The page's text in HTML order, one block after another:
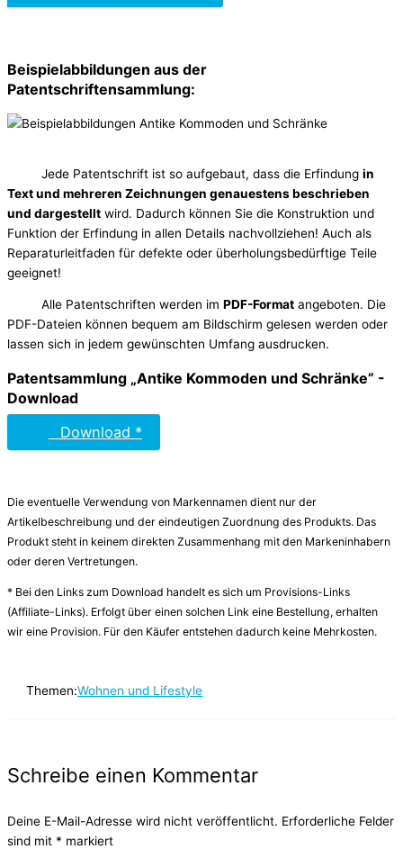
Beispielabbildungen aus der
Patentschriftensammlung:
Jede Patentschrift ist so aufgebaut, dass die Erfindungin
Text und mehreren Zeichnungen genauestens beschrieben
und dargestellt wird. Dadurch können Sie die Konstruktion und
Funktion der Erfindung in allen Details nachvollziehen! Auch als
Reparaturleitfaden für defekte oder überholungsbedürftige Teile
geeignet!
Alle Patentschriften werden imPDF-Format angeboten. Die
PDF-Dateien können bequem am Bildschirm gelesen werden oder
lassen sich in jedem gewünschten Umfang ausdrucken.
Patentsammlung „Antike Kommoden und Schränke” -
Download
Download *
Die eventuelle Verwendung von Markennamen dient nur der
Artikelbeschreibung und der eindeutigen Zuordnung des Produkts. Das
Produkt steht in keinem direkten Zusammenhang mit den Markeninhabern
oder deren Vertretungen.
* Bei den Links zum Download handelt es sich um Provisions-Links
(Affiliate-Links). Erfolgt über einen solchen Link eine Bestellung, erhalten
wir eine Provision. Für den Käufer entstehen dadurch keine Mehrkosten.
Themen:Wohnen und Lifestyle
Schreibe einen Kommentar
Deine E-Mail-Adresse wird nicht veröffentlicht. Erforderliche Felder
sind mit * markiert